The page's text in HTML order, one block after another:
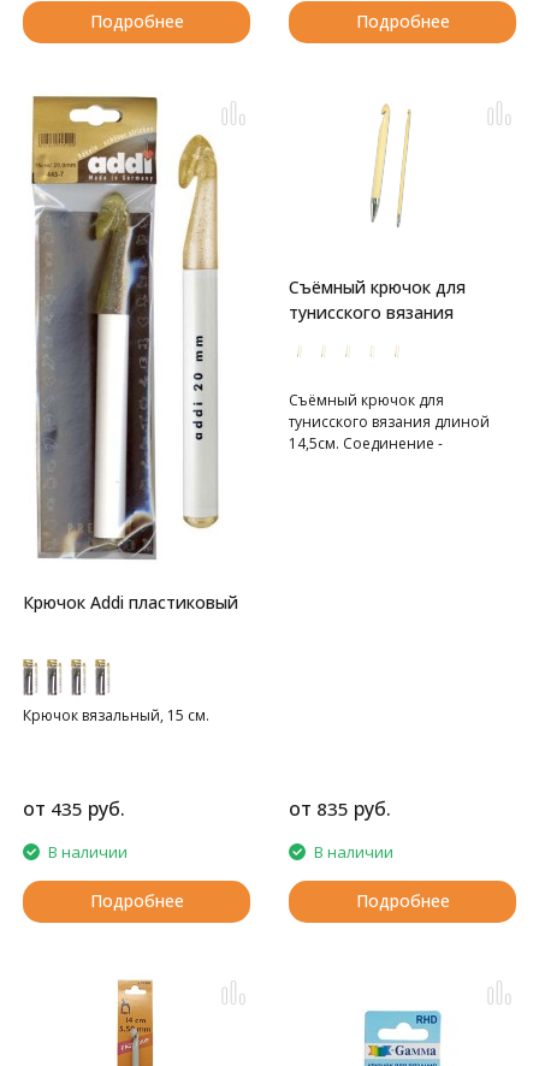
Подробнее Подробнее
Крючок Addi пластиковый
Крючок вязальный, 15 см.
от 435 руб.
В наличии
Подробнее
Съёмный крючок для
тунисского вязания
Съёмный крючок для
тунисского вязания длиной
14,5см. Соединение -
от 835 руб.
В наличии
Подробнее